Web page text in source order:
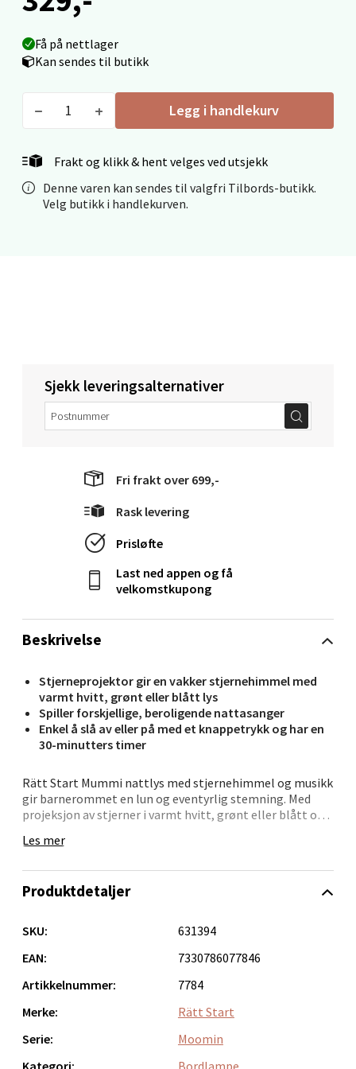
Få på nettlager
Kan sendes til butikk
Legg i handlekurv
Frakt og klikk & hent velges ved utsjekk
Denne varen kan sendes til valgfri Tilbords-butikk.
Velg butikk i handlekurven.
Beskrivelse
Stjerneprojektor gir en vakker stjernehimmel med
varmt hvitt, grønt eller blått lys
Spiller forskjellige, beroligende nattasanger
Enkel å slå av eller på med et knappetrykk og har en
30-minutters timer
Rätt Start Mummi nattlys med stjernehimmel og musikk
gir barnerommet en lun og eventyrlig stemning. Med
projeksjon av stjerner i varmt hvitt, grønt eller blått og
opplevelse for barnet.
knappestyringen for å aktivere lys og lyd. Nattlampen
både batterier og USB-kabel. Motivet fra Mummidalen
- Beroligende stjernehimmel med tre lysfarger
- Fire nattasanger gir trygg og rolig stemning
- Enkelt knappetrykk for av/på
- Timerfunksjon på 30 minutter
Les mer
Sjekk leveringsalternativer
Fri frakt over 699,-
Rask levering
Prisløfte
Last ned appen og få
velkomstkupong
Produktdetaljer
SKU:
631394
EAN:
7330786077846
Artikkelnummer:
7784
Merke:
Rätt Start
Serie:
Moomin
Kategori:
Bordlampe
0 i butikk
Langelandsvegen 25, 6010 Ålesund
Åpent i dag 10-20
Torget 1, 6413 Molde
Åpent i dag 10-20
0 i butikk
Narvik - Thon Senter Malmporten
Bolagsgata 1, 8514 Narvik
Åpent i dag 10-20
0 i butikk
Bergen - Oasen Senter
Folke Bernadottes vei 52, 5147 Fyllingsdalen
Åpent i dag 10-21
0 i butikk
Velg
Oppdal - Aunasenteret
Aunasenteret, Sunndalsvegen 3, 7340 Oppdal